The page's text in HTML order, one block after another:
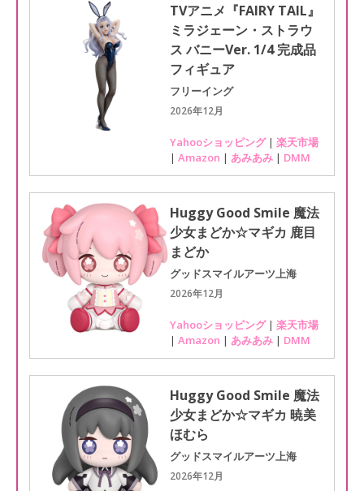
TVアニメ『FAIRY TAIL』
ミラジェーン・ストラウ
ス バニーVer. 1/4 完成品
フィギュア
フリーイング
2026年12月
Yahooショッピング| 楽天市場
| Amazon | あみあみ | DMM
Huggy Good Smile 魔法
少女まどか☆マギカ 鹿目
まどか
グッドスマイルアーツ上海
2026年12月
Yahooショッピング| 楽天市場
| Amazon | あみあみ | DMM
Huggy Good Smile 魔法
少女まどか☆マギカ 暁美
ほむら
グッドスマイルアーツ上海
2026年12月